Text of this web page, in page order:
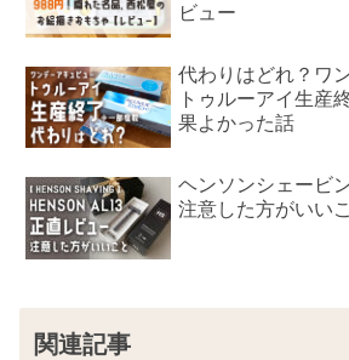
ビュー
代わりはどれ？ワ
トゥルーアイ生産
果よかった話
ヘンソンシェービ
注意した方がいい
関連記事